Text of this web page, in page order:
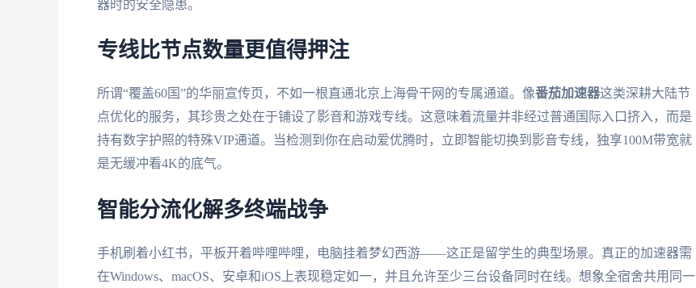
器时的安全隐患。
专线比节点数量更值得押注
所谓“覆盖60国”的华丽宣传页，不如一根直通北京上海骨干网的专属通道。像番茄加速器这类深耕大陆节
点优化的服务，其珍贵之处在于铺设了影音和游戏专线。这意味着流量并非经过普通国际入口挤入，而是
持有数字护照的特殊VIP通道。当检测到你在启动爱优腾时，立即智能切换到影音专线，独享100M带宽就
是无缓冲看4K的底气。
智能分流化解多终端战争
手机刷着小红书，平板开着哔哩哔哩，电脑挂着梦幻西游——这正是留学生的典型场景。真正的加速器需
在Windows、macOS、安卓和iOS上表现稳定如一，并且允许至少三台设备同时在线。想象全宿舍共用同一